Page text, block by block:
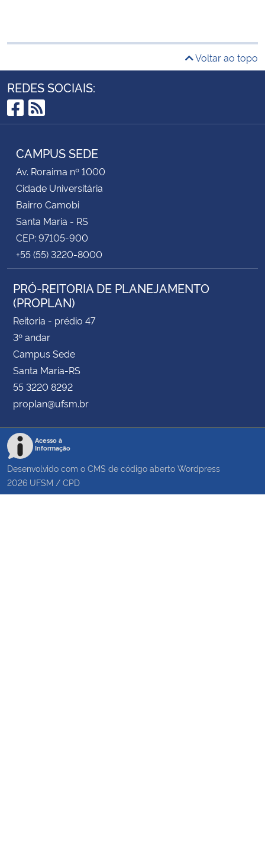
Voltar ao topo
REDES SOCIAIS:
Facebook
RSS
CAMPUS SEDE
Av. Roraima nº 1000
Cidade Universitária
Bairro Camobi
Santa Maria - RS
CEP: 97105-900
+55 (55) 3220-8000
PRÓ-REITORIA DE PLANEJAMENTO
(PROPLAN)
Reitoria - prédio 47
3º andar
Campus Sede
Santa Maria-RS
55 3220 8292
proplan@ufsm.br
Acesso à
Informação
Desenvolvido com o CMS de código aberto Wordpress
2026 UFSM / CPD